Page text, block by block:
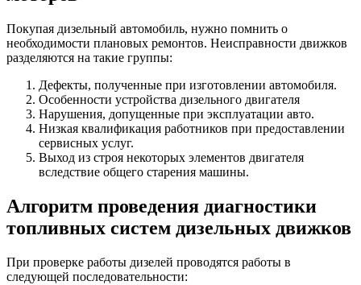
Покупая дизельный автомобиль, нужно помнить о
необходимости плановых ремонтов. Неисправности движков
разделяются на такие группы:
Дефекты, полученные при изготовлении автомобиля.
Особенности устройства дизельного двигателя
Нарушения, допущенные при эксплуатации авто.
Низкая квалификация работников при предоставлении
сервисных услуг.
Выход из строя некоторых элементов двигателя
вследствие общего старения машины.
Алгоритм проведения диагностики
топливных систем дизельных движков
При проверке работы дизелей проводятся работы в
следующей последовательности: